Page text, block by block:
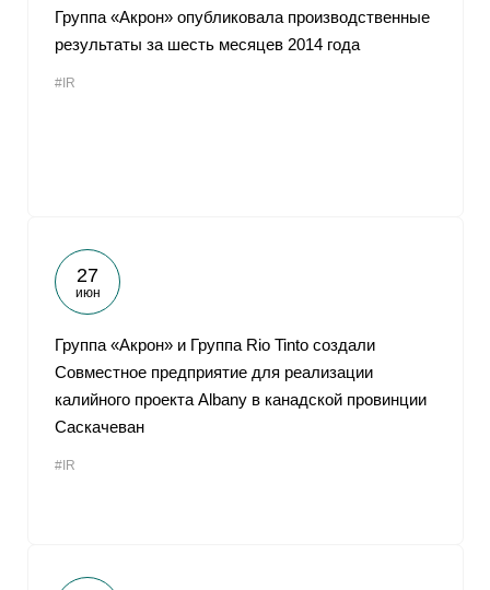
Группа «Акрон» опубликовала производственные
результаты за шесть месяцев 2014 года
#IR
27
июн
Группа «Акрон» и Группа Rio Tinto создали
Совместное предприятие для реализации
калийного проекта Albany в канадской провинции
Саскачеван
#IR